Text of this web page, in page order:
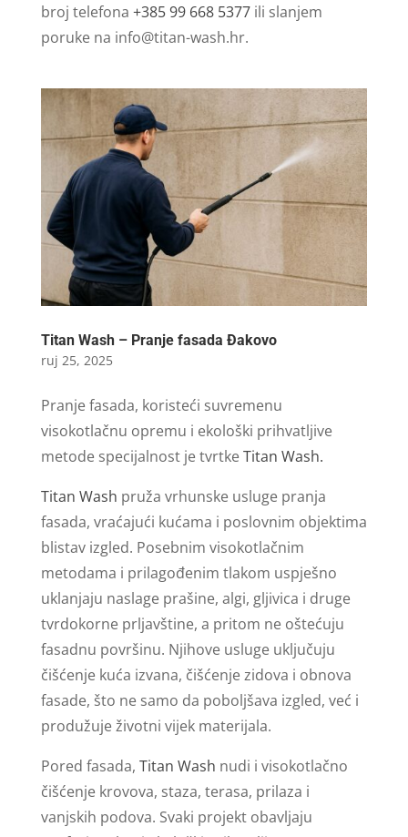
broj telefona +385 99 668 5377ili slanjem
poruke na info@titan-wash.hr.
Titan Wash – Pranje fasada Đakovo
ruj 25, 2025
Pranje fasada, koristeći suvremenu
visokotlačnu opremu i ekološki prihvatljive
metode specijalnost je tvrtkeTitan Wash.
Titan Wash pruža vrhunske usluge pranja
fasada, vraćajući kućama i poslovnim objektima
blistav izgled. Posebnim visokotlačnim
metodama i prilagođenim tlakom uspješno
uklanjaju naslage prašine, algi, gljivica i druge
tvrdokorne prljavštine, a pritom ne oštećuju
fasadnu površinu. Njihove usluge uključuju
čišćenje kuća izvana, čišćenje zidova i obnova
fasade, što ne samo da poboljšava izgled, već i
produžuje životni vijek materijala.
Pored fasada, Titan Wash nudi i visokotlačno
čišćenje krovova, staza, terasa, prilaza i
vanjskih podova. Svaki projekt obavljaju